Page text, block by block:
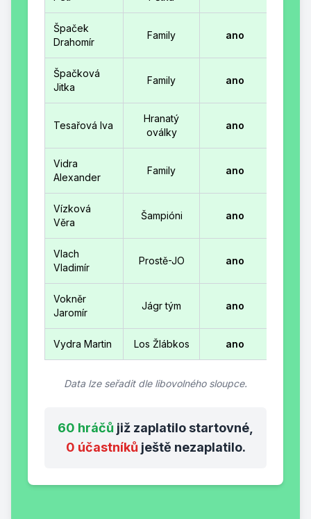
Špaček
Drahomír
Family ano
Špačková
Jitka
Family ano
Tesařová Iva
Hranatý
oválky
ano
Vidra
Alexander
Family ano
Vízková
Věra
Šampióni ano
Vlach
Vladimír
Prostě-JO ano
Vokněr
Jaromír
Jágr tým ano
Vydra Martin Los Žlábkos ano
Data lze seřadit dle libovolného sloupce.
60 hráčů již zaplatilo startovné,
0 účastníků ještě nezaplatilo.